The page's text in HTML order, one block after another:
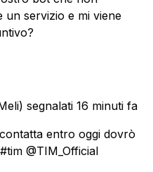
servizio e mi viene
segnalati 16 minuti fa
entro oggi dovrò
@TIM_Official